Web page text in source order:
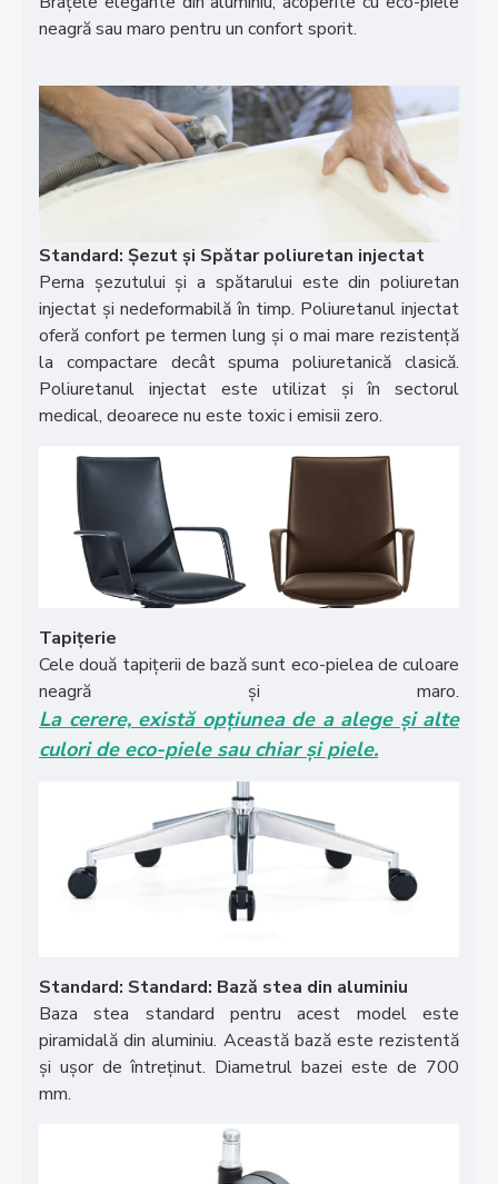
neagră sau maro pentru un confort sporit.
Standard: Șezut și Spătar poliuretan injectat
Perna șezutului și a spătarului este din poliuretan
injectat și nedeformabilă în timp. Poliuretanul injectat
oferă confort pe termen lung și o mai mare rezistență
la compactare decât spuma poliuretanică clasică.
Poliuretanul injectat este utilizat și în sectorul
medical, deoarece nu este toxic i emisii zero.
Tapițerie
Cele două tapițerii de bază sunt eco-pielea de culoare
neagră și maro.
La cerere, există opțiunea de a alege și alte
culori de eco-piele sau chiar și piele.
Standard: Standard: Bază stea din aluminiu
Baza stea standard pentru acest model este
piramidală din aluminiu. Această bază este rezistentă
și ușor de întreținut. Diametrul bazei este de 700
mm.